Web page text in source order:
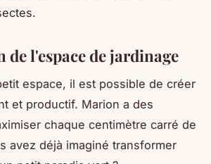
l'espace de jardinage
espace, il est possible de créer
et productif. Marion a des
chaque centimètre carré de
avez déjà imaginé transformer